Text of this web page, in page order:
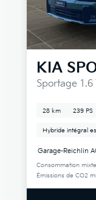
KIA
Sportage
28 km 239 PS
Hybride intégral
Garage-Reichlin
Consommation
Émissions de CO2